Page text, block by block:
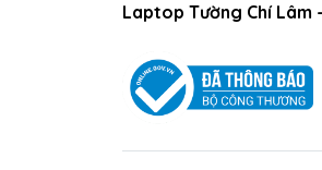
Laptop Tường Chí Lâm